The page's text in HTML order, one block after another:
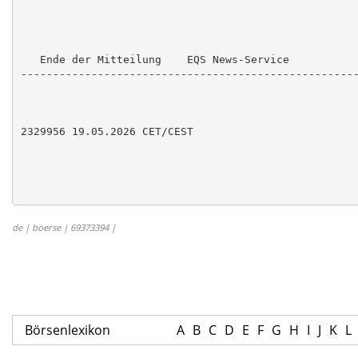
   Ende der Mitteilung    EQS News-Service
2329956 19.05.2026 CET/CEST
de | boerse | 69373394 |
Börsenlexikon A B C D E F G H I J K L